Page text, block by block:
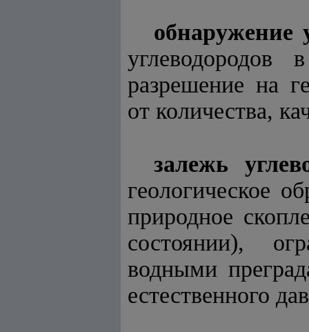
обнаружение
разрешение на
от количества,
залежь
геологическое
природное
состоянии),
водными
естественного